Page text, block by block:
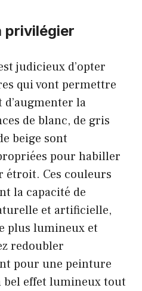
privilégier
judicieux d’opter
qui vont permettre
d’augmenter la
de blanc, de gris
beige sont
pour habiller
étroit. Ces couleurs
la capacité de
et artificielle,
plus lumineux et
redoubler
pour une peinture
effet lumineux tout